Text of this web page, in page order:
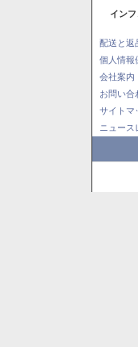
インフ
配送と返
個人情報
会社案内
お問い合
サイトマ
ニュース